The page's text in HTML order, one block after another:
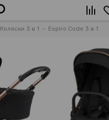
Коляски 3 в 1 Espiro Code 3 в 1